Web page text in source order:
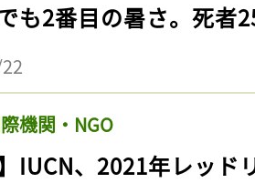
も2番目の暑さ。死者
機関・NGO
】IUCN、2021年レッ